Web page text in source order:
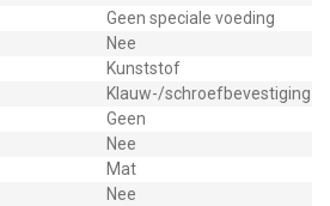
Geen speciale voeding
Nee
Kunststof
Klauw-/schroefbevestiging
Geen
Nee
Mat
Nee